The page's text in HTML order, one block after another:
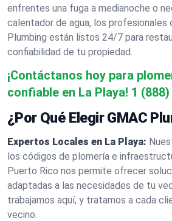
enfrentes una fuga a medianoche o
calentador de agua, los profesionales
Plumbing están listos 24/7 para
confiabilidad de tu propiedad.
¡Contáctanos hoy para
confiable en La Playa! 1
¿Por Qué Elegir GMAC
Expertos Locales en La Playa:
los códigos de plomería e
Puerto Rico nos permite ofrecer
adaptadas a las necesidades de tu
trabajamos aquí, y tratamos a cada
vecino.